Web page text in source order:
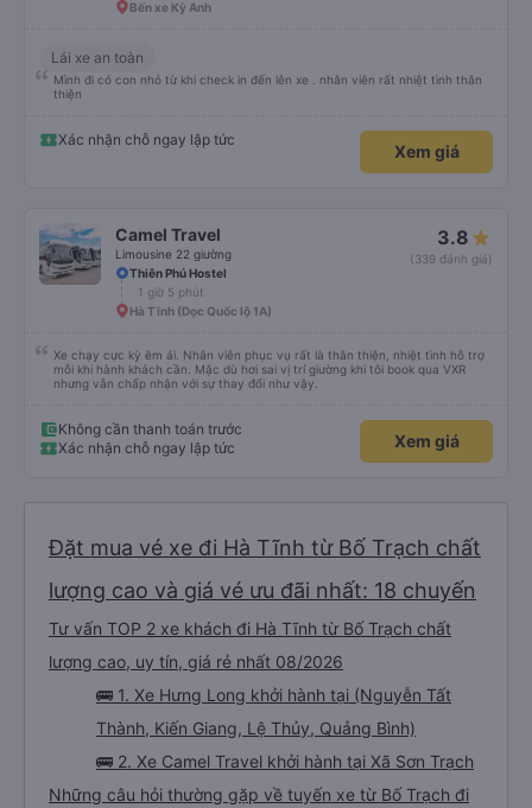
Bến xe Kỳ Anh
Lái xe an toàn
Mình đi có con nhỏ từ khi check in đến lên xe . nhân viên rất nhiệt tình thân
thiện
Xác nhận chỗ ngay lập tức
Xem giá
Camel Travel
Limousine 22 giường
3.8
(339 đánh giá)
Thiên Phú Hostel
1 giờ 5 phút
Hà Tĩnh (Dọc Quốc lộ 1A)
Xe chạy cực kỳ êm ái. Nhân viên phục vụ rất là thân thiện, nhiệt tình hỗ trợ
mỗi khi hành khách cần. Mặc dù hơi sai vị trí giường khi tôi book qua VXR
nhưng vẫn chấp nhận với sự thay đổi như vậy.
Không cần thanh toán trước
Xác nhận chỗ ngay lập tức
Xem giá
Đặt mua vé xe đi Hà Tĩnh từ Bố Trạch chất
lượng cao và giá vé ưu đãi nhất: 18 chuyến
Tư vấn TOP 2 xe khách đi Hà Tĩnh từ Bố Trạch chất
lượng cao, uy tín, giá rẻ nhất 08/2026
🚌 1. Xe Hưng Long khởi hành tại (Nguyễn Tất
Thành, Kiến Giang, Lệ Thủy, Quảng Bình)
🚌 2. Xe Camel Travel khởi hành tại Xã Sơn Trạch
Những câu hỏi thường gặp về tuyến xe từ Bố Trạch đi